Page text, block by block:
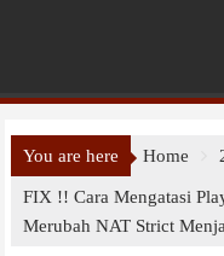
You are here Home
FIX !! Cara Mengatasi
Merubah NAT Strict